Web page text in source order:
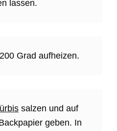
lassen.
Grad aufheizen.
salzen und auf
geben. In